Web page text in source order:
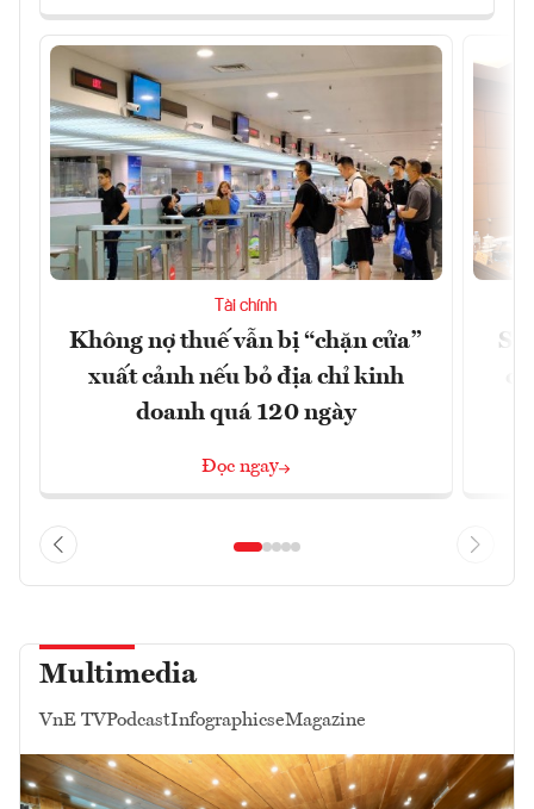
Tài chính
Không nợ thuế vẫn bị “chặn cửa”
xuất cảnh nếu bỏ địa chỉ kinh
doanh quá 120 ngày
Đọc ngay
Multimedia
VnE TVPodcastInfographicseMagazine